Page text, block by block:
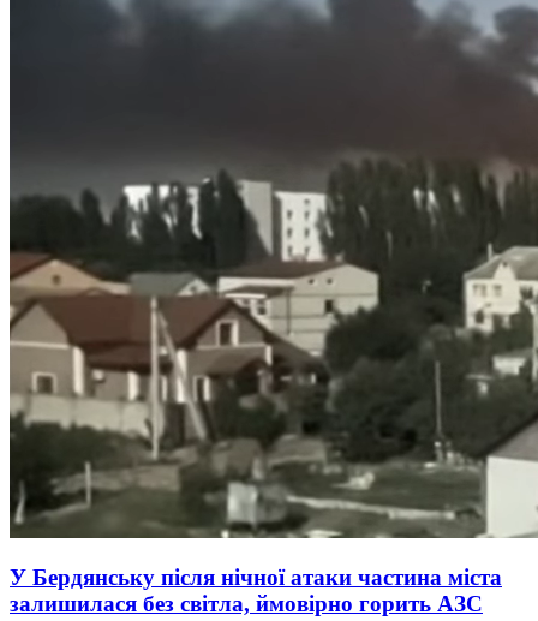
У Бердянську після нічної атаки частина міста
залишилася без світла, ймовірно горить АЗС